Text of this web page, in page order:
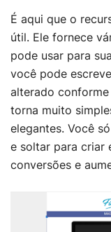
É aqui que o
útil. Ele fornece
pode usar para
você pode
alterado conforme
torna muito
elegantes. Você
e soltar para criar
conversões e